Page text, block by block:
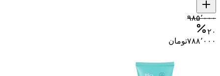
۹۸۵٬۰۰۰
۲۰
۷۸۸٬۰۰۰تومان